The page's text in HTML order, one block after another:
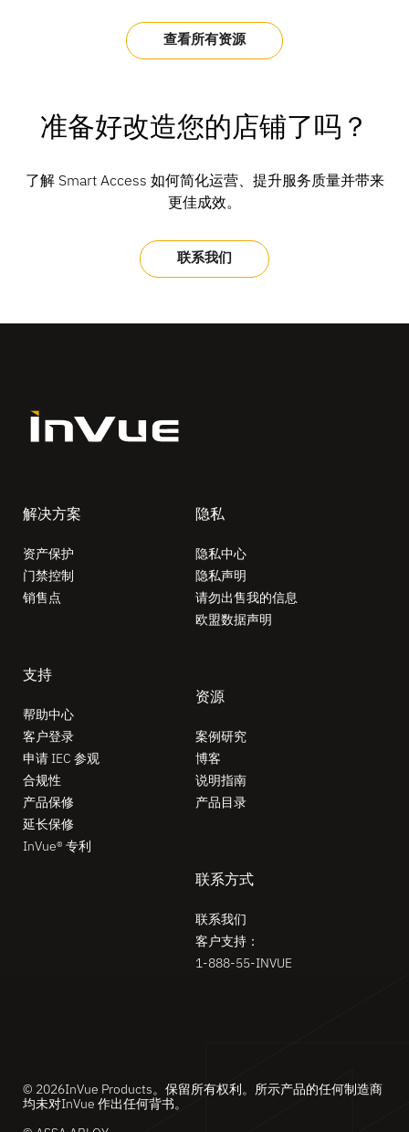
查看所有资源
准备好改造您的店铺了吗？
了解 Smart Access 如何简化运营、提升服务质量并带来
更佳成效。
联系我们
解决方案
资产保护
门禁控制
销售点
支持
帮助中心
客户登录
申请 IEC 参观
合规性
产品保修
延长保修
InVue® 专利
隐私
隐私中心
隐私声明
请勿出售我的信息
欧盟数据声明
资源
案例研究
博客
说明指南
产品目录
联系方式
联系我们
客户支持：
1-888-55-INVUE
© 2026InVue Products。保留所有权利。所示产品的任何制造商
均未对InVue 作出任何背书。